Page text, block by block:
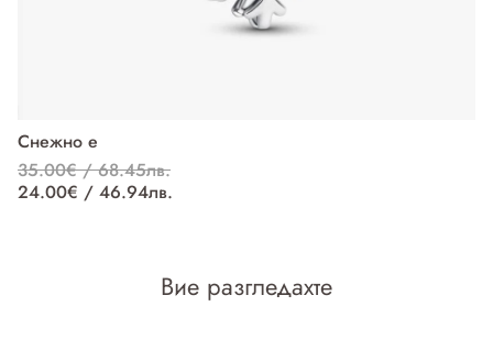
Снежно е
35.00€ / 68.45лв.
24.00€ / 46.94лв.
Вие разгледахте